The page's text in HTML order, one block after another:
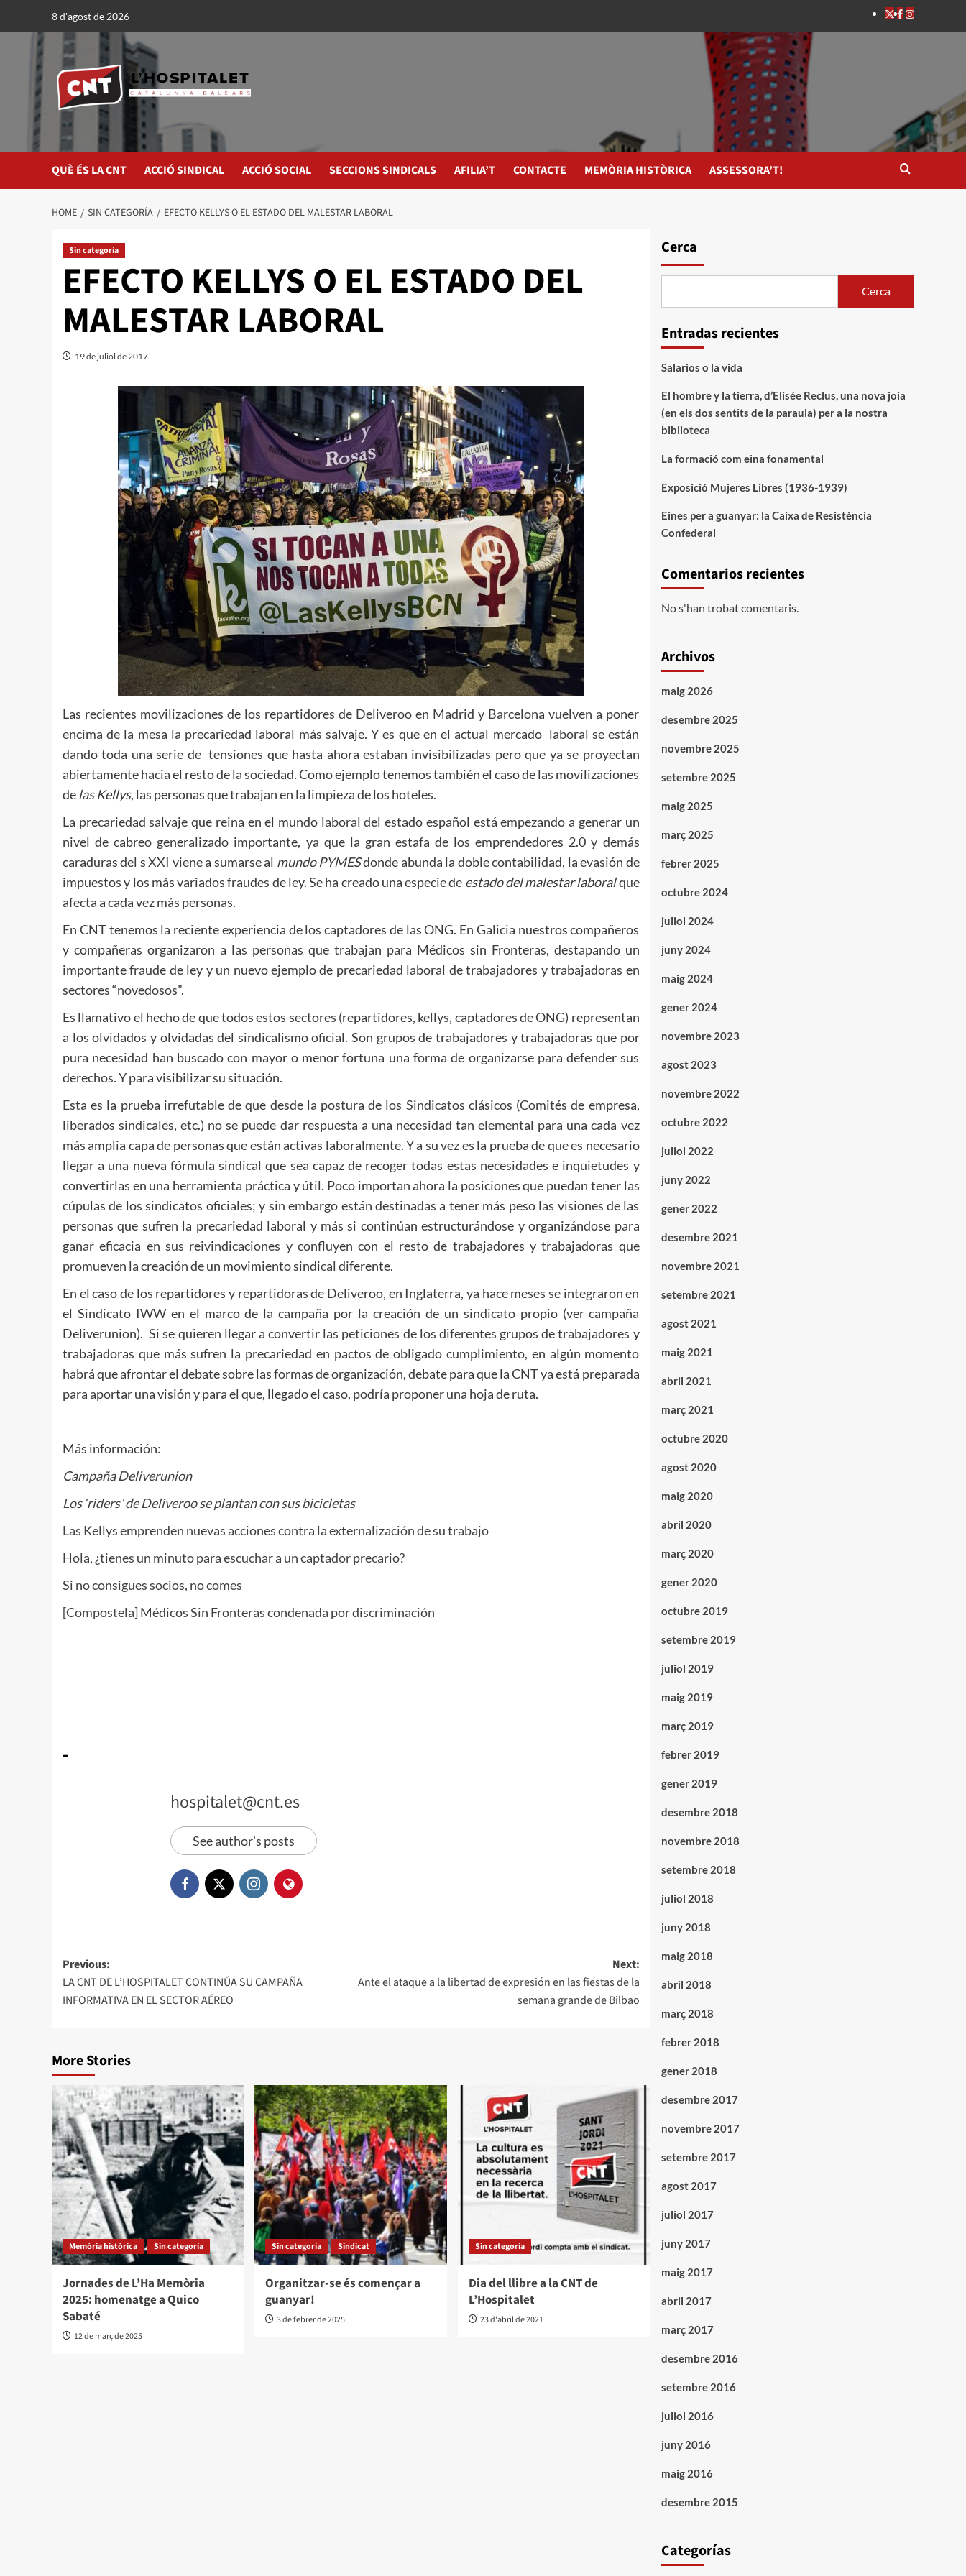
8 d'agost de 2026
QUÈ ÉS LA CNT ACCIÓ SINDICAL ACCIÓ SOCIAL SECCIONS SINDICALS AFILIA’T CONTACTE MEMÒRIA HISTÒRICA ASSESSORA’T!
HOME SIN CATEGORÍA EFECTO KELLYS O EL ESTADO DEL MALESTAR LABORAL
Sin categoría
EFECTO KELLYS O EL ESTADO DEL
MALESTAR LABORAL
19 de juliol de 2017
Las recientes movilizaciones de los repartidores de Deliveroo en Madrid y Barcelona vuelven a poner
encima de la mesa la precariedad laboral más salvaje. Y es que en el actual mercado laboral se están
dando toda una serie de tensiones que hasta ahora estaban invisibilizadas pero que ya se proyectan
abiertamente hacia el resto de la sociedad. Como ejemplo tenemos también el caso de las movilizaciones
delas Kellys, las personas que trabajan en la limpieza de los hoteles.
La precariedad salvaje que reina en el mundo laboral del estado español está empezando a generar un
nivel de cabreo generalizado importante, ya que la gran estafa de los emprendedores 2.0 y demás
caraduras del s XXI viene a sumarse al mundo PYMESdonde abunda la doble contabilidad, la evasión de
impuestos y los más variados fraudes de ley. Se ha creado una especie de estado del malestar laboralque
afecta a cada vez más personas.
En CNT tenemos la reciente experiencia de los captadores de las ONG. En Galicia nuestros compañeros
y compañeras organizaron a las personas que trabajan para Médicos sin Fronteras, destapando un
importante fraude de ley y un nuevo ejemplo de precariedad laboral de trabajadores y trabajadoras en
sectores “novedosos”.
Es llamativo el hecho de que todos estos sectores (repartidores, kellys, captadores de ONG) representan
a los olvidados y olvidadas del sindicalismo oficial. Son grupos de trabajadores y trabajadoras que por
pura necesidad han buscado con mayor o menor fortuna una forma de organizarse para defender sus
derechos. Y para visibilizar su situación.
Esta es la prueba irrefutable de que desde la postura de los Sindicatos clásicos (Comités de empresa,
liberados sindicales, etc.) no se puede dar respuesta a una necesidad tan elemental para una cada vez
más amplia capa de personas que están activas laboralmente. Y a su vez es la prueba de que es necesario
llegar a una nueva fórmula sindical que sea capaz de recoger todas estas necesidades e inquietudes y
convertirlas en una herramienta práctica y útil. Poco importan ahora la posiciones que puedan tener las
cúpulas de los sindicatos oficiales; y sin embargo están destinadas a tener más peso las visiones de las
personas que sufren la precariedad laboral y más si continúan estructurándose y organizándose para
ganar eficacia en sus reivindicaciones y confluyen con el resto de trabajadores y trabajadoras que
promueven la creación de un movimiento sindical diferente.
En el caso de los repartidores y repartidoras de Deliveroo, en Inglaterra, ya hace meses se integraron en
el Sindicato IWW en el marco de la campaña por la creación de un sindicato propio (ver campaña
Deliverunion). Si se quieren llegar a convertir las peticiones de los diferentes grupos de trabajadores y
trabajadoras que más sufren la precariedad en pactos de obligado cumplimiento, en algún momento
habrá que afrontar el debate sobre las formas de organización, debate para que la CNT ya está preparada
para aportar una visión y para el que, llegado el caso, podría proponer una hoja de ruta.
Más información:
Campaña Deliverunion
Los ‘riders’ de Deliveroo se plantan con sus bicicletas
Las Kellys emprenden nuevas acciones contra la externalización de su trabajo
Hola, ¿tienes un minuto para escuchar a un captador precario?
Si no consigues socios, no comes
[Compostela] Médicos Sin Fronteras condenada por discriminación
-
hospitalet@cnt.es
See author's posts
Previous:
LA CNT DE L’HOSPITALET CONTINÚA SU CAMPAÑA
INFORMATIVA EN EL SECTOR AÉREO
Next:
Ante el ataque a la libertad de expresión en las fiestas de la
semana grande de Bilbao
More Stories
Memòria històrica Sin categoría
Jornades de L’Ha Memòria
2025: homenatge a Quico
Sabaté
12 de març de 2025
Sin categoría Sindicat
Organitzar-se és començar a
guanyar!
3 de febrer de 2025
Sin categoría
Dia del llibre a la CNT de
L’Hospitalet
23 d'abril de 2021
Cerca
Cerca
Entradas recientes
Salarios o la vida
El hombre y la tierra, d’Elisée Reclus, una nova joia
(en els dos sentits de la paraula) per a la nostra
biblioteca
La formació com eina fonamental
Exposició Mujeres Libres (1936-1939)
Eines per a guanyar: la Caixa de Resistència
Confederal
Comentarios recientes
No s'han trobat comentaris.
Archivos
maig 2026
desembre 2025
novembre 2025
setembre 2025
maig 2025
març 2025
febrer 2025
octubre 2024
juliol 2024
juny 2024
maig 2024
gener 2024
novembre 2023
agost 2023
novembre 2022
octubre 2022
juliol 2022
juny 2022
gener 2022
desembre 2021
novembre 2021
setembre 2021
agost 2021
maig 2021
abril 2021
març 2021
octubre 2020
agost 2020
maig 2020
abril 2020
març 2020
gener 2020
octubre 2019
setembre 2019
juliol 2019
maig 2019
març 2019
febrer 2019
gener 2019
desembre 2018
novembre 2018
setembre 2018
juliol 2018
juny 2018
maig 2018
abril 2018
març 2018
febrer 2018
gener 2018
desembre 2017
novembre 2017
setembre 2017
agost 2017
juliol 2017
juny 2017
maig 2017
abril 2017
març 2017
desembre 2016
setembre 2016
juliol 2016
juny 2016
maig 2016
desembre 2015
Categorías